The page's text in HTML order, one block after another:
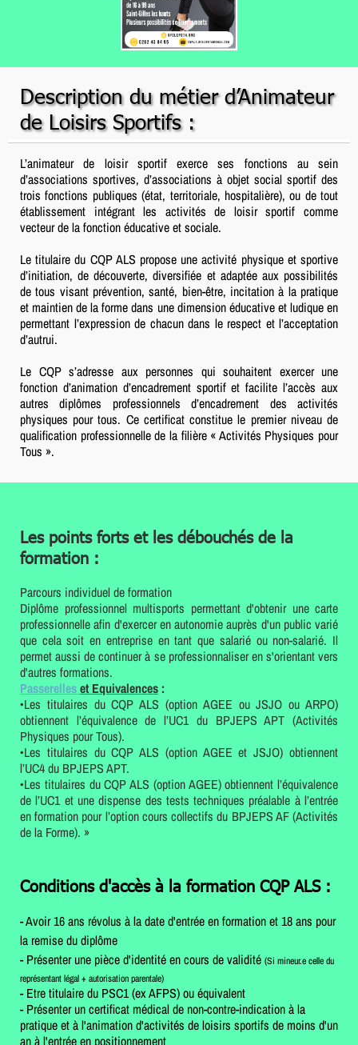
Description du métier d’Animateur
de Loisirs Sportifs :
L’animateur de loisir sportif exerce ses fonctions au sein
d’associations sportives, d’associations à objet social sportif des
trois fonctions publiques (état, territoriale, hospitalière), ou de tout
établissement intégrant les activités de loisir sportif comme
vecteur de la fonction éducative et sociale.
Le titulaire du CQP ALS propose une activité physique et sportive
d’initiation, de découverte, diversifiée et adaptée aux possibilités
de tous visant prévention, santé, bien-être, incitation à la pratique
et maintien de la forme dans une dimension éducative et ludique en
permettant l’expression de chacun dans le respect et l’acceptation
d’autrui.
Le CQP s’adresse aux personnes qui souhaitent exercer une
fonction d’animation d’encadrement sportif et facilite l’accès aux
autres diplômes professionnels d’encadrement des activités
physiques pour tous. Ce certificat constitue le premier niveau de
qualification professionnelle de la filière « Activités Physiques pour
Tous ».
Les points forts et les débouchés de la
formation :
Parcours individuel de formation
Diplôme professionnel multisports permettant d'obtenir une carte
professionnelle afin d'exercer en autonomie auprès d'un public varié
que cela soit en entreprise en tant que salarié ou non-salarié. Il
permet aussi de continuer à se professionnaliser en s'orientant vers
d'autres formations.
Passerelleset Equivalences:
•Les titulaires du CQP ALS (option AGEE ou JSJO ou ARPO)
obtiennent l’équivalence de l’UC1 du BPJEPS APT (Activités
Physiques pour Tous).
•Les titulaires du CQP ALS (option AGEE et JSJO) obtiennent
l’UC4 du BPJEPS APT.
•Les titulaires du CQP ALS (option AGEE) obtiennent l’équivalence
de l’UC1 et une dispense des tests techniques préalable à l’entrée
en formation pour l’option cours collectifs du BPJEPS AF (Activités
de la Forme). »
Conditions d'accès à la formation CQP ALS :
- Avoir 16 ans révolus à la date d'entrée en formation et 18 ans pour
la remise du diplôme
- Présenter une pièce d'identité en cours de validité (Si mineur.e celle du
représentant légal + autorisation parentale)
- Etre titulaire du PSC1 (ex AFPS) ou équivalent
- Présenter un certificat médical de non-contre-indication à la
pratique et à l'animation d'activités de loisirs sportifs de moins d'un
an à l'entrée en positionnement